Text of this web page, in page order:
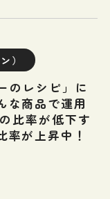
）
のレシピ」に
な商品で運用
比率が低下す
率が上昇中！